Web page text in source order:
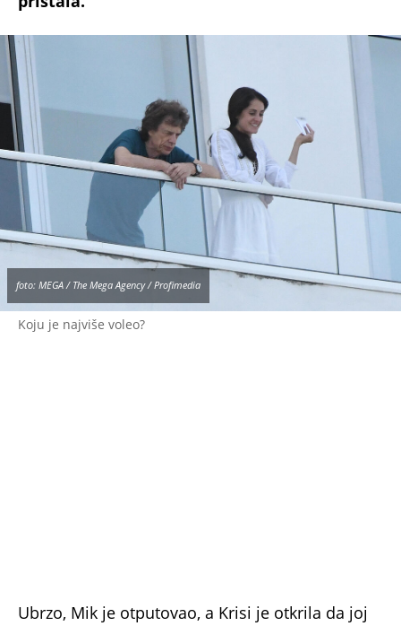
Koju je najviše voleo?
Ubrzo, Mik je otputovao, a Krisi je otkrila da joj
je pisao na stotine pisama, da je bio "kontrol
frik" i da je želeo u svakom trenutku da zna gde
je, sa kim provodi vreme i slično. Kada bi se
vratio kući, situacija je bila totalno suprotna. Mik
je vreme provodio u izlascima, distanciran od
žene koju je "voleo", a ubrzo su i raskinuli.
Veruje se da je Mik nekoliko pesama posvetio
njihovoj ljubavi, ali kako Krisi otkriva, ne može
niko da bude kriv za raskid, jer su, kako je rekla
2012. godine, bili "veoma, veoma mladi".
se zajedno, a onda je droga umešala svoje